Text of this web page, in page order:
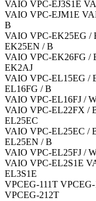
VAIO VPC-EJ3S1E
VAIO VPC-EJM1E
B
VAIO VPC-EK25EG /
EK25EN / B
VAIO VPC-EK26FG /
EK2AJ
VAIO VPC-EL15EG /
EL16FG / B
VAIO VPC-EL16FJ /
VAIO VPC-EL22FX /
EL25EC
VAIO VPC-EL25EC /
EL25EN / B
VAIO VPC-EL25FJ /
VAIO VPC-EL2S1E
EL3S1E
VPCEG-111T
VPCEG-212T